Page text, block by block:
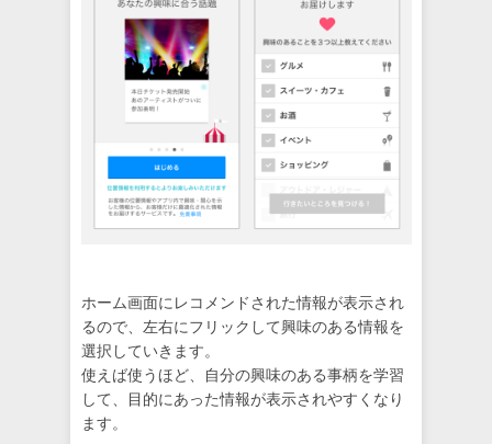
ホーム画面にレコメンドされた情報が表示され
るので、左右にフリックして興味のある情報を
選択していきます。
使えば使うほど、自分の興味のある事柄を学習
して、目的にあった情報が表示されやすくなり
ます。